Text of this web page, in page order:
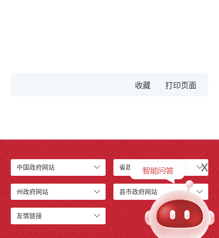
收藏
中国政府网站 省政府网站
州政府网站 县市政府网站
友情链接
x